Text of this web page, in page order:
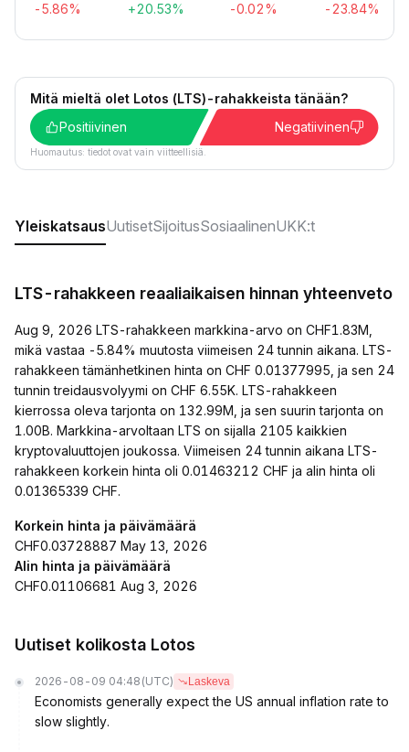
-5.86% +20.53% -0.02% -23.84%
Mitä mieltä olet Lotos (LTS)-rahakkeista tänään?
Positiivinen
Negatiivinen
Huomautus: tiedot ovat vain viitteellisiä.
YleiskatsausUutisetSijoitusSosiaalinenUKK:t
LTS-rahakkeen reaaliaikaisen hinnan yhteenveto
Aug 9, 2026 LTS-rahakkeen markkina-arvo on CHF1.83M,
mikä vastaa -5.84% muutosta viimeisen 24 tunnin aikana. LTS-
rahakkeen tämänhetkinen hinta on CHF 0.01377995, ja sen 24
tunnin treidausvolyymi on CHF 6.55K. LTS-rahakkeen
kierrossa oleva tarjonta on 132.99M, ja sen suurin tarjonta on
1.00B. Markkina-arvoltaan LTS on sijalla 2105 kaikkien
kryptovaluuttojen joukossa. Viimeisen 24 tunnin aikana LTS-
rahakkeen korkein hinta oli 0.01463212 CHF ja alin hinta oli
0.01365339 CHF.
Korkein hinta ja päivämäärä
CHF0.03728887 May 13, 2026
Alin hinta ja päivämäärä
CHF0.01106681 Aug 3, 2026
Uutiset kolikosta Lotos
2026-08-09 04:48 (UTC) Laskeva
Economists generally expect the US annual inflation rate to
slow slightly.